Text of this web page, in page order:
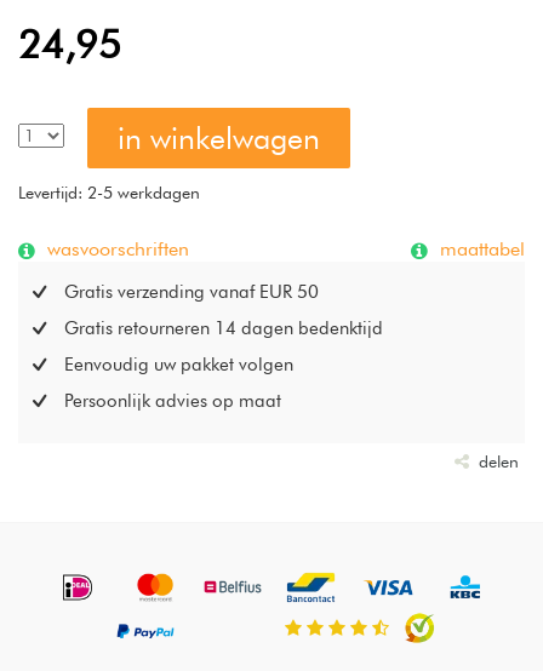
24,95
in winkelwagen
Levertijd: 2-5 werkdagen
wasvoorschriften maattabel
Gratis verzending vanaf EUR 50
Gratis retourneren 14 dagen bedenktijd
Eenvoudig uw pakket volgen
Persoonlijk advies op maat
delen